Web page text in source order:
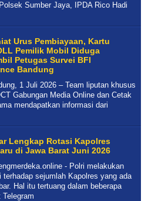
Sumber Jaya, IPDA Rico Hadi
Urus Pembiayaan, Kartu
Pemilik Mobil Diduga
Petugas Survei BFI
Bandung
1 Juli 2026 – Team liputan khusus
Gabungan Media Online dan Cetak
mendapatkan informasi dari
Lengkap Rotasi Kapolres
di Jawa Barat Juni 2026
- Polri melakukan
terhadap sejumlah Kapolres yang ada
Hal itu tertuang dalam beberapa
Telegram